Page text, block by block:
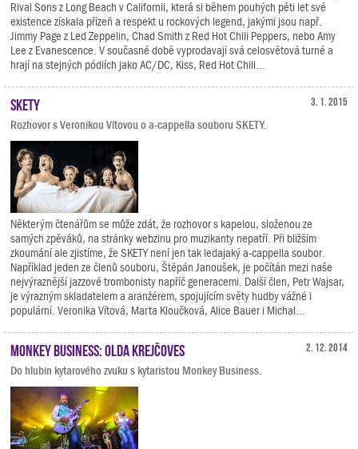
Rival Sons z Long Beach v Californii, která si během pouhých pěti let své
existence získala přízeň a respekt u rockových legend, jakými jsou např.
Jimmy Page z Led Zeppelin, Chad Smith z Red Hot Chili Peppers, nebo Amy
Lee z Evanescence. V současné době vyprodavají svá celosvětová turné a
hrají na stejných pódiích jako AC/DC, Kiss, Red Hot Chili...
3. 1. 2015
SKETY
Rozhovor s Veronikou Vítovou o a-cappella souboru SKETY.
Některým čtenářům se může zdát, že rozhovor s kapelou, složenou ze
samých zpěváků, na stránky webzinu pro muzikanty nepatří. Při bližším
zkoumání ale zjistíme, že SKETY není jen tak ledajaký a-cappella soubor.
Například jeden ze členů souboru, Štěpán Janoušek, je počítán mezi naše
nejvýraznější jazzové trombonisty napříč generacemi. Další člen, Petr Wajsar,
je výrazným skladatelem a aranžérem, spojujícím světy hudby vážné i
populární. Veronika Vítová, Marta Kloučková, Alice Bauer i Michal...
2. 12. 2014
Monkey Business: Olda Krejčoves
Do hlubin kytarového zvuku s kytaristou Monkey Business.